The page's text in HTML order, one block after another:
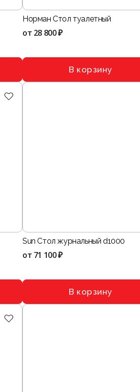
Норман Стол туалетный
от 28 800 ₽
В корзину
Sun Стол журнальный d1000
от 71 100 ₽
В корзину